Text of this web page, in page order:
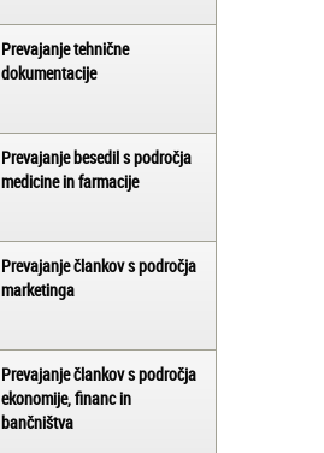
Prevajanje tehnične
dokumentacije
Prevajanje besedil s področja
medicine in farmacije
Prevajanje člankov s področja
marketinga
Prevajanje člankov s področja
ekonomije, financ in
bančništva